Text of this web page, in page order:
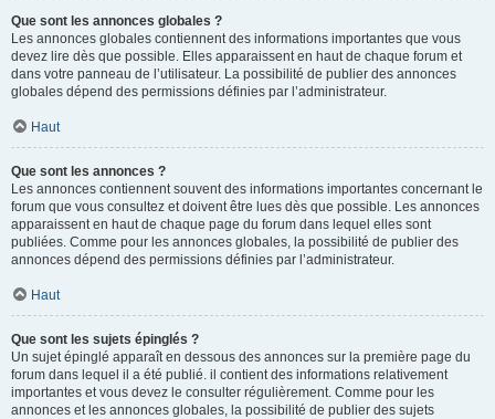
Que sont les annonces globales ?
Les annonces globales contiennent des informations importantes que vous
devez lire dès que possible. Elles apparaissent en haut de chaque forum et
dans votre panneau de l’utilisateur. La possibilité de publier des annonces
globales dépend des permissions définies par l’administrateur.
Haut
Que sont les annonces ?
Les annonces contiennent souvent des informations importantes concernant le
forum que vous consultez et doivent être lues dès que possible. Les annonces
apparaissent en haut de chaque page du forum dans lequel elles sont
publiées. Comme pour les annonces globales, la possibilité de publier des
annonces dépend des permissions définies par l’administrateur.
Haut
Que sont les sujets épinglés ?
Un sujet épinglé apparaît en dessous des annonces sur la première page du
forum dans lequel il a été publié. il contient des informations relativement
importantes et vous devez le consulter régulièrement. Comme pour les
annonces et les annonces globales, la possibilité de publier des sujets